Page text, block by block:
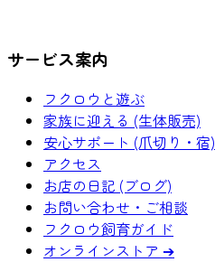
サービス案内
フクロウと遊ぶ
家族に迎える (生体販売)
安心サポート (爪切り・宿)
アクセス
お店の日記 (ブログ)
お問い合わせ・ご相談
フクロウ飼育ガイド
オンラインストア ➔